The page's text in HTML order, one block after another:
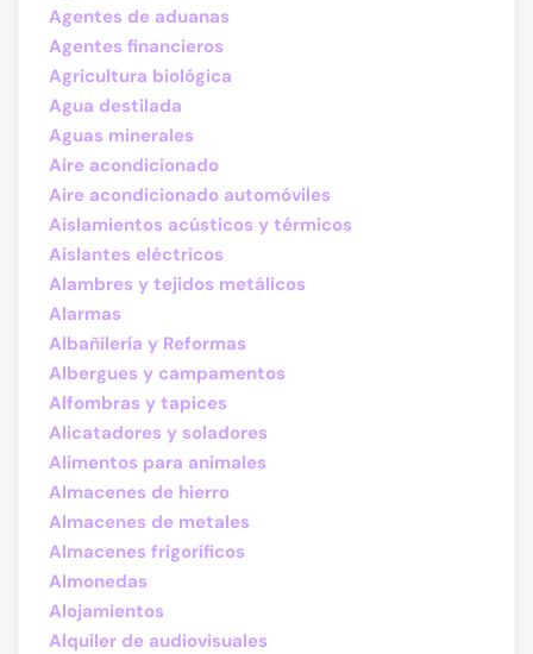
Agentes de aduanas
Agentes financieros
Agricultura biológica
Agua destilada
Aguas minerales
Aire acondicionado
Aire acondicionado automóviles
Aislamientos acústicos y térmicos
Aislantes eléctricos
Alambres y tejidos metálicos
Alarmas
Albañilería y Reformas
Albergues y campamentos
Alfombras y tapices
Alicatadores y soladores
Alimentos para animales
Almacenes de hierro
Almacenes de metales
Almacenes frigoríficos
Almonedas
Alojamientos
Alquiler de audiovisuales